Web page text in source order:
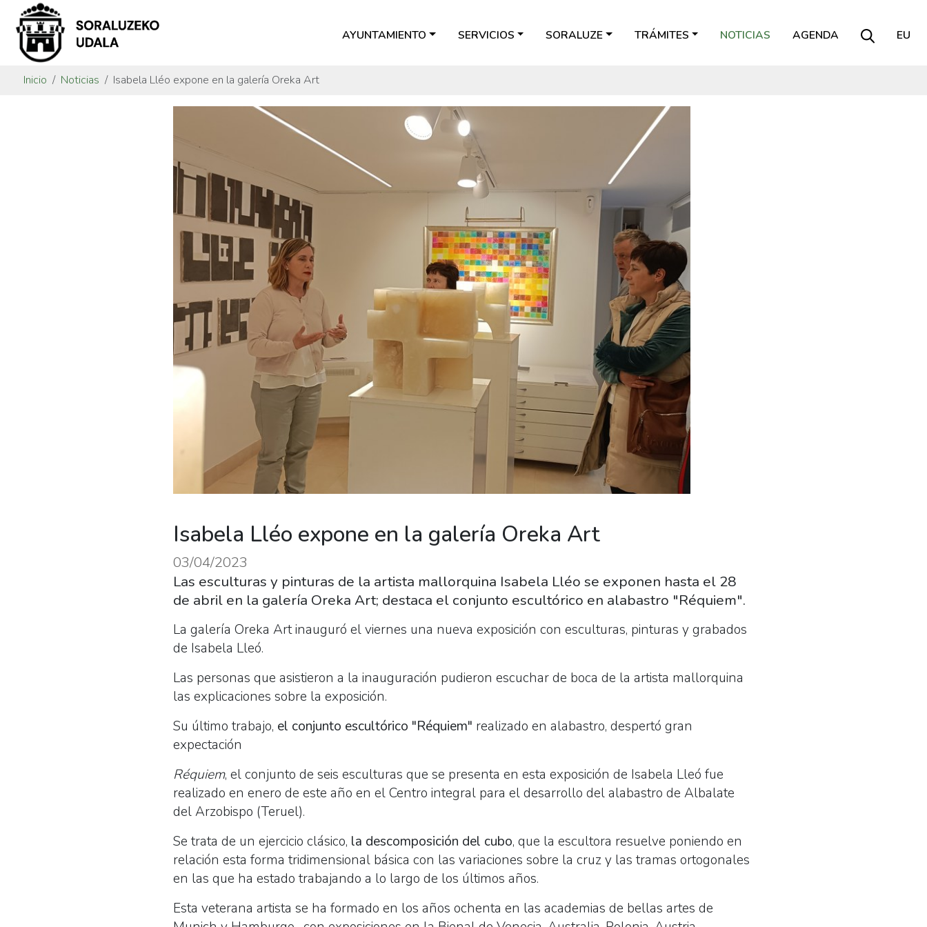
AYUNTAMIENTO SERVICIOS SORALUZE TRÁMITES NOTICIAS AGENDA EU
Inicio Noticias Isabela Lléo expone en la galería Oreka Art
Isabela Lléo expone en la galería Oreka Art
03/04/2023
Las esculturas y pinturas de la artista mallorquina Isabela Lléo se exponen hasta el 28
de abril en la galería Oreka Art; destaca el conjunto escultórico en alabastro "Réquiem".
La galería Oreka Art inauguró el viernes una nueva exposición con esculturas, pinturas y grabados
de Isabela Lleó.
Las personas que asistieron a la inauguración pudieron escuchar de boca de la artista mallorquina
las explicaciones sobre la exposición.
Su último trabajo, el conjunto escultórico "Réquiem" realizado en alabastro, despertó gran
expectación
Réquiem, el conjunto de seis esculturas que se presenta en esta exposición de Isabela Lleó fue
realizado en enero de este año en el Centro integral para el desarrollo del alabastro de Albalate
del Arzobispo (Teruel).
Se trata de un ejercicio clásico, la descomposición del cubo, que la escultora resuelve poniendo en
relación esta forma tridimensional básica con las variaciones sobre la cruz y las tramas ortogonales
en las que ha estado trabajando a lo largo de los últimos años.
Esta veterana artista se ha formado en los años ochenta en las academias de bellas artes de